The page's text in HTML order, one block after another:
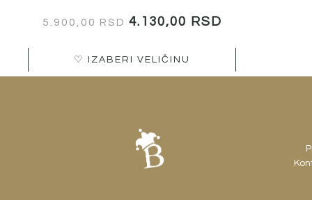
5.900,00 RSD 4.130,00 RSD
♡ IZABERI VELIČINU